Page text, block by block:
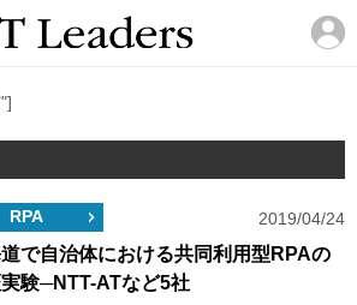
RPA 2019/04/24
で自治体における共同利用型RPAの
験─NTT-ATなど5社